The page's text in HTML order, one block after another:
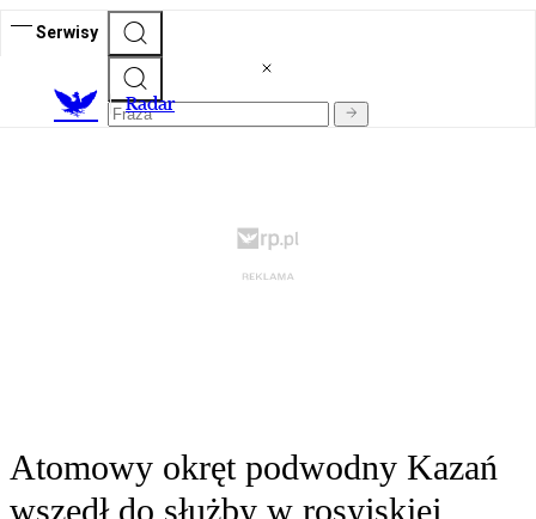
Serwisy
Radar
Atomowy okręt podwodny Kazań
wszedł do służby w rosyjskiej